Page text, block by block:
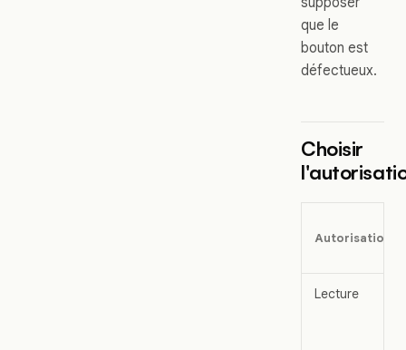
que le
bouton est
défectueux.
Choisir
Autorisation
Lecture